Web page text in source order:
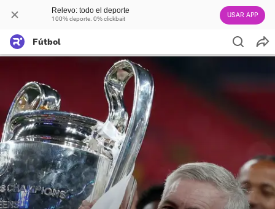
Relevo: todo el deporte
100% deporte. 0% clickbait USAR APP
Fútbol